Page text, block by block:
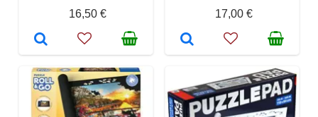
16,50 €
17,00 €